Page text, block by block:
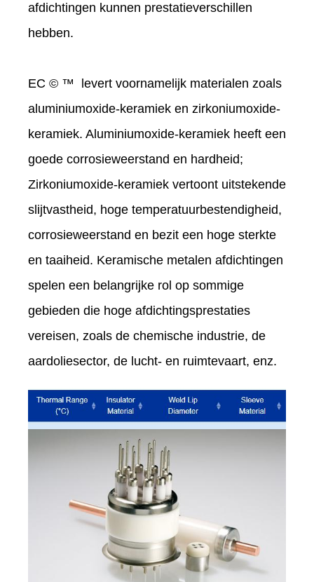
afdichtingen kunnen prestatieverschillen
hebben.
EC © ™ levert voornamelijk materialen zoals
aluminiumoxide-keramiek en zirkoniumoxide-
keramiek. Aluminiumoxide-keramiek heeft een
goede corrosieweerstand en hardheid;
Zirkoniumoxide-keramiek vertoont uitstekende
slijtvastheid, hoge temperatuurbestendigheid,
corrosieweerstand en bezit een hoge sterkte
en taaiheid. Keramische metalen afdichtingen
spelen een belangrijke rol op sommige
gebieden die hoge afdichtingsprestaties
vereisen, zoals de chemische industrie, de
aardoliesector, de lucht- en ruimtevaart, enz.